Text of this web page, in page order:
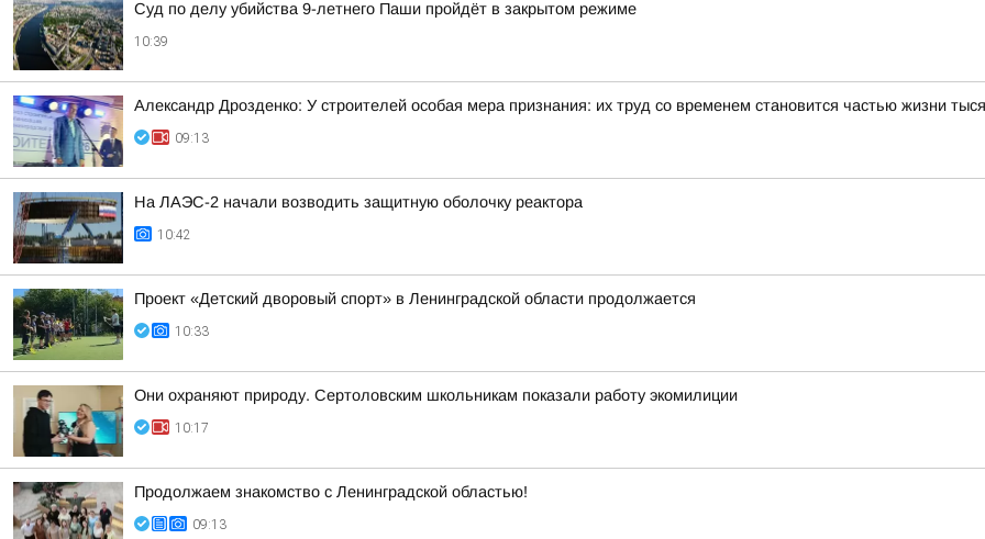
Суд по делу убийства 9-летнего Паши пройдёт в закрытом режиме
10:39
Александр Дрозденко: У строителей особая мера признания: их труд со временем становится частью жизни
09:13
На ЛАЭС-2 начали возводить защитную оболочку реактора
10:42
Проект «Детский дворовый спорт» в Ленинградской области продолжается
10:33
Они охраняют природу. Сертоловским школьникам показали работу экомилиции
10:17
Продолжаем знакомство с Ленинградской областью!
09:13